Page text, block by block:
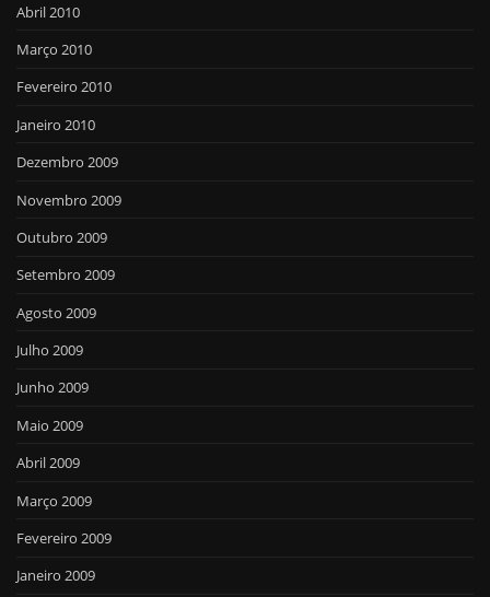
Abril 2010
Março 2010
Fevereiro 2010
Janeiro 2010
Dezembro 2009
Novembro 2009
Outubro 2009
Setembro 2009
Agosto 2009
Julho 2009
Junho 2009
Maio 2009
Abril 2009
Março 2009
Fevereiro 2009
Janeiro 2009